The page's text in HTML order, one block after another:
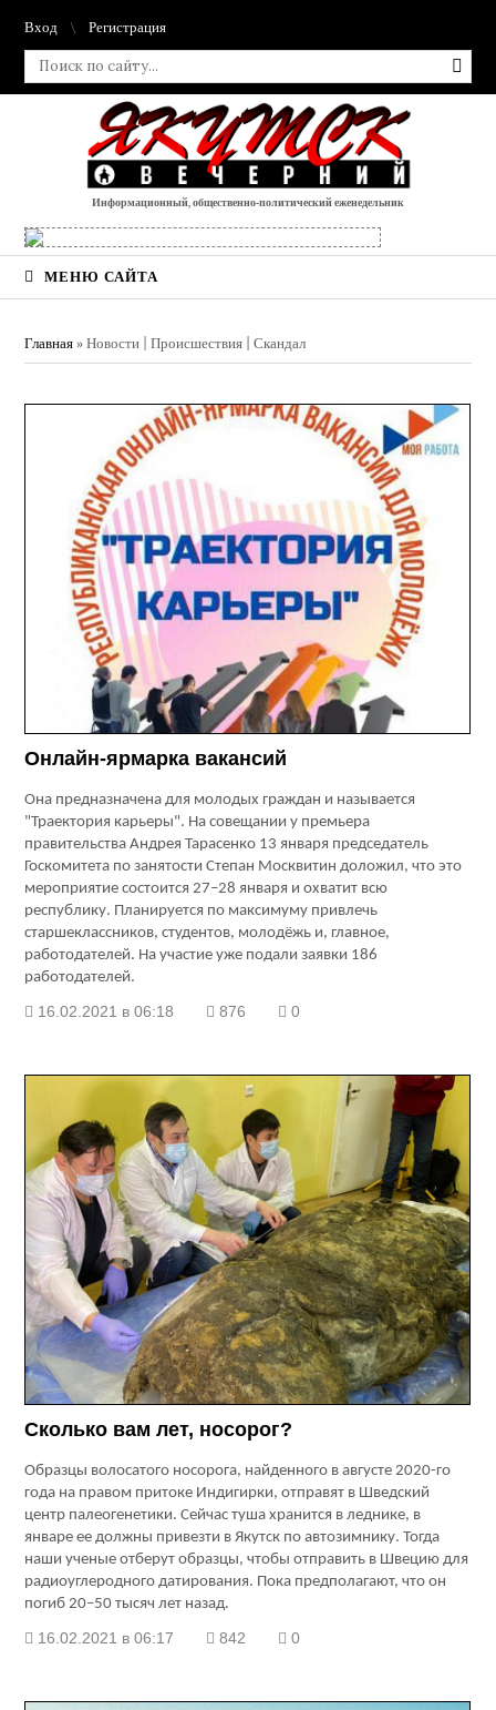
Вход Регистрация
Информационный, общественно-политический еженедельник
МЕНЮ САЙТА
Главная »Новости | Происшествия | Скандал
Онлайн-ярмарка вакансий
Она предназначена для молодых граждан и называется
"Траектория карьеры". На совещании у премьера
правительства Андрея Тарасенко 13 января председатель
Госкомитета по занятости Степан Москвитин доложил, что это
мероприятие состоится 27–28 января и охватит всю
республику. Планируется по максимуму привлечь
старшеклассников, студентов, молодёжь и, главное,
работодателей. На участие уже подали заявки 186
работодателей.
16.02.2021 в 06:18 876 0
Сколько вам лет, носорог?
Образцы волосатого носорога, найденного в августе 2020-го
года на правом притоке Индигирки, отправят в Шведский
центр палеогенетики. Сейчас туша хранится в леднике, в
январе ее должны привезти в Якутск по автозимнику. Тогда
наши ученые отберут образцы, чтобы отправить в Швецию для
радиоуглеродного датирования. Пока предполагают, что он
погиб 20–50 тысяч лет назад.
16.02.2021 в 06:17 842 0